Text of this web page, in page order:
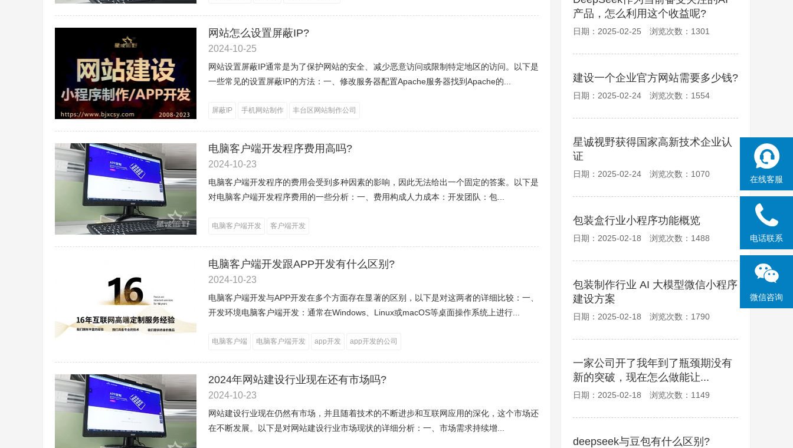
在线客服
电话联系
微信咨询
网站怎么设置屏蔽IP?
2024-10-25
网站设置屏蔽IP通常是为了保护网站的安全、减少恶意访问或限制特定地区的访问。以下是
一些常见的设置屏蔽IP的方法：一、修改服务器配置Apache服务器找到Apache的...
屏蔽IP 手机网站制作 丰台区网站制作公司
电脑客户端开发程序费用高吗?
2024-10-23
电脑客户端开发程序的费用会受到多种因素的影响，因此无法给出一个固定的答案。以下是
对电脑客户端开发程序费用的一些分析：一、费用构成人力成本：开发团队：包...
电脑客户端开发 客户端开发
电脑客户端开发跟APP开发有什么区别?
2024-10-23
电脑客户端开发与APP开发在多个方面存在显著的区别，以下是对这两者的详细比较：一、
开发环境电脑客户端开发：通常在Windows、Linux或macOS等桌面操作系统上进行...
电脑客户端 电脑客户端开发 app开发 app开发的公司
2024年网站建设行业现在还有市场吗?
2024-10-23
网站建设行业现在仍然有市场，并且随着技术的不断进步和互联网应用的深化，这个市场还
在不断发展。以下是对网站建设行业市场现状的详细分析：一、市场需求持续增...
产品，怎么利用这个收益呢?
日期：2025-02-25 浏览次数：1301
建设一个企业官方网站需要多少钱?
日期：2025-02-24 浏览次数：1554
星诚视野获得国家高新技术企业认
证
日期：2025-02-24 浏览次数：1070
包装盒行业小程序功能概览
日期：2025-02-18 浏览次数：1488
包装制作行业 AI 大模型微信小程序
建设方案
日期：2025-02-18 浏览次数：1790
一家公司开了我年到了瓶颈期没有
新的突破，现在怎么做能让...
日期：2025-02-18 浏览次数：1149
deepseek与豆包有什么区别?